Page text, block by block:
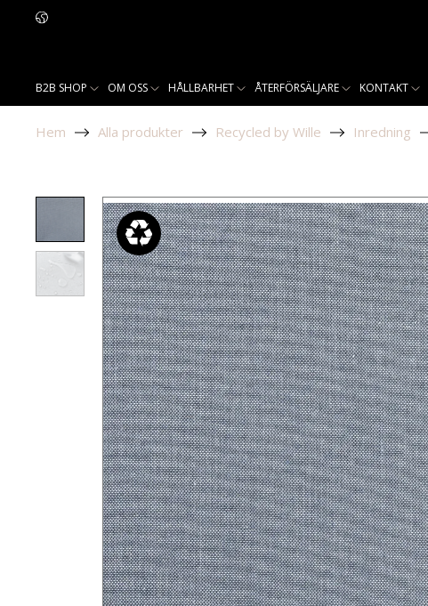
B2B SHOP OM OSS HÅLLBARHET ÅTERFÖRSÄLJARE KONTAKT
Hem Alla produkter Recycled by Wille Inredning